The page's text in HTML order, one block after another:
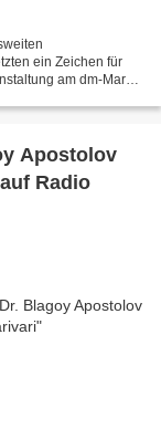
ein Zeichen für
am dm-Markt
Apostolov
Radio